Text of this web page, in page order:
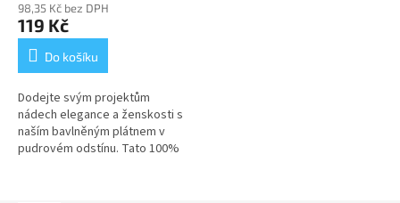
98,35 Kč bez DPH
119 Kč
Do košíku
Dodejte svým projektům
nádech elegance a ženskosti s
naším bavlněným plátnem v
pudrovém odstínu. Tato 100%